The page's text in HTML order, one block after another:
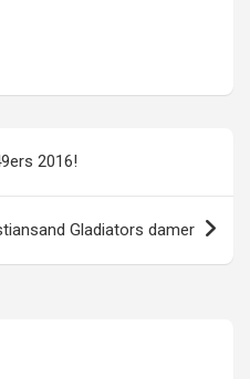
2016!
Gladiators damer